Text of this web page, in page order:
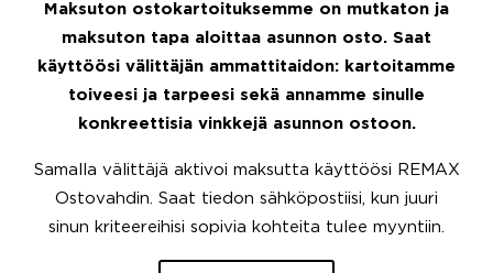
Maksuton ostokartoituksemme on mutkaton ja
maksuton tapa aloittaa asunnon osto. Saat
käyttöösi välittäjän ammattitaidon: kartoitamme
toiveesi ja tarpeesi sekä annamme sinulle
konkreettisia vinkkejä asunnon ostoon.
Samalla välittäjä aktivoi maksutta käyttöösi REMAX
Ostovahdin. Saat tiedon sähköpostiisi, kun juuri
sinun kriteereihisi sopivia kohteita tulee myyntiin.